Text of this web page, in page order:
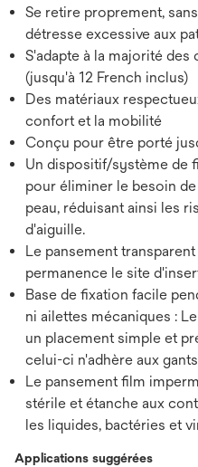
Se retire proprement,
détresse excessive aux
S'adapte à la majorité
(jusqu'à 12 French inclus)
Des matériaux
confort et la mobilité
Conçu pour être porté
Un dispositif/système de
pour éliminer le besoin
peau, réduisant ainsi les
d'aiguille.
Le pansement
permanence le site
Base de fixation facile
ni ailettes mécaniques :
un placement simple et
celui-ci n'adhère aux
Le pansement film
stérile et étanche aux
les liquides, bactéries et
Applications suggérées